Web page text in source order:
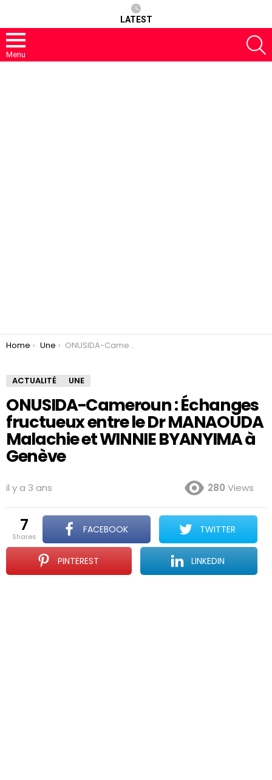
LATEST
Menu
You are here:
Home Une ONUSIDA-Cameroun : Échanges fructueux entre le Dr MANAOUDA Malachie et WINNIE BYANYIMA à Genève
ACTUALITÉ UNE
ONUSIDA-Cameroun : Échanges
fructueux entre le Dr MANAOUDA
Malachie et WINNIE BYANYIMA à
Genève
il y a 3 ans 280 Views
7
shares
FACEBOOK TWITTER
PINTEREST LINKEDIN